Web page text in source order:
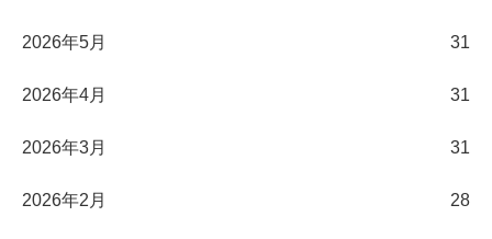
2026年5月 31
2026年4月 31
2026年3月 31
2026年2月 28